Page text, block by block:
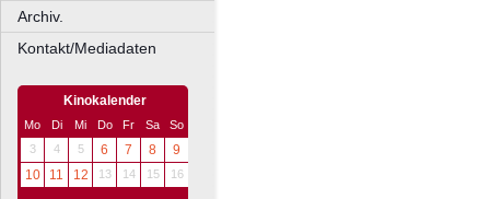
Archiv.
Kontakt/Mediadaten
Kinokalender
Mo Di Mi Do Fr Sa
So
3
4 5 6 7 8
9
10
11 12 13 14 15 16